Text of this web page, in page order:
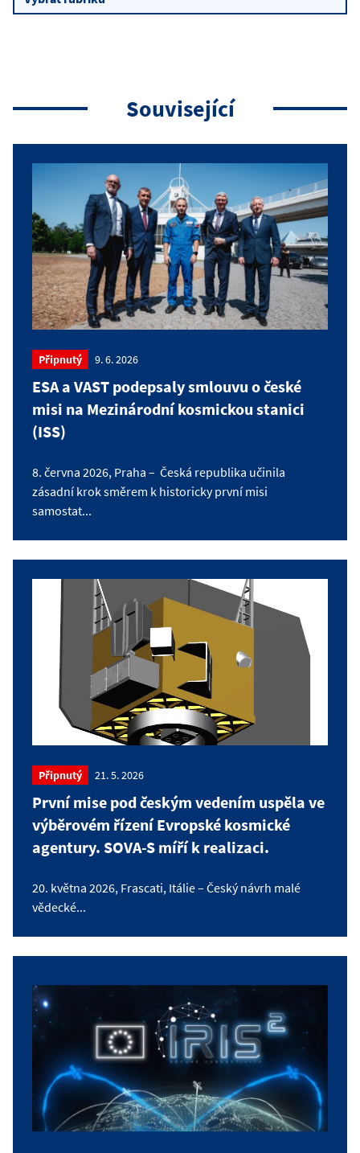
Související
Připnutý 9. 6. 2026
ESA a VAST podepsaly smlouvu o české
misi na Mezinárodní kosmickou stanici
(ISS)
8. června 2026, Praha – Česká republika učinila
zásadní krok směrem k historicky první misi
samostat...
Připnutý 21. 5. 2026
První mise pod českým vedením uspěla ve
výběrovém řízení Evropské kosmické
agentury. SOVA-S míří k realizaci.
20. května 2026, Frascati, Itálie – Český návrh malé
vědecké...